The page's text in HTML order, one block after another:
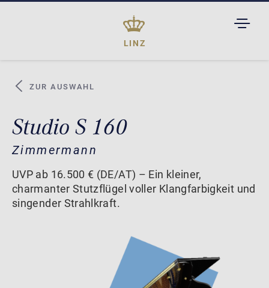
LINZ
ZUR AUSWAHL
Studio S 160
Zimmermann
UVP ab 16.500 € (DE/AT) – Ein kleiner,
charmanter Stutzflügel voller Klangfarbigkeit und
singender Strahlkraft.